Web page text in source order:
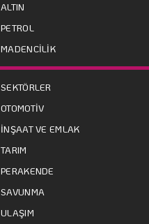
ALTIN
PETROL
MADENCİLİK
SEKTÖRLER
OTOMOTİV
İNŞAAT VE EMLAK
TARIM
PERAKENDE
SAVUNMA
ULAŞIM